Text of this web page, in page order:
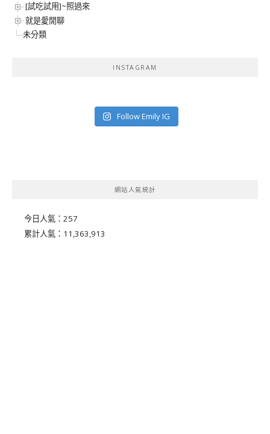
[試吃試用]~照過來
就是愛閒聊
未分類
INSTAGRAM
Follow Emily IG
網站人氣統計
今日人氣： 257
累計人氣： 11,363,913